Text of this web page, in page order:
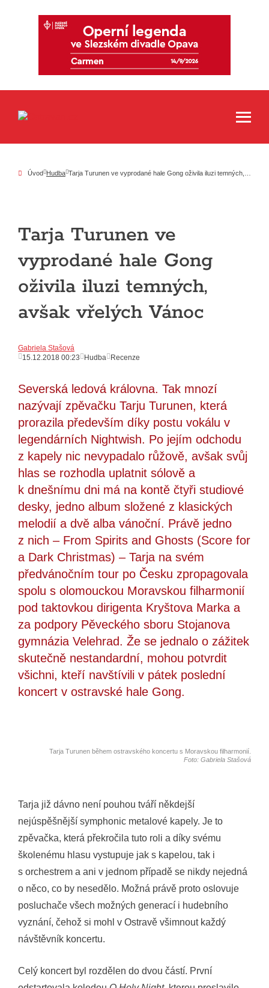
Úvod Hudba
Tarja Turunen ve
vyprodané hale Gong
oživila iluzi temných,
avšak vřelých Vánoc
Gabriela Stašová
15.12.2018 00:23
Hudba Recenze
Severská ledová královna. Tak mnozí
nazývají zpěvačku Tarju Turunen, která
prorazila především díky postu vokálu v
legendárních Nightwish. Po jejím odchodu
z kapely nic nevypadalo růžově, avšak svůj
hlas se rozhodla uplatnit sólově a
k dnešnímu dni má na kontě čtyři studiové
desky, jedno album složené z klasických
melodií a dvě alba vánoční. Právě jedno
z nich – From Spirits and Ghosts (Score for
a Dark Christmas) – Tarja na svém
předvánočním tour po Česku zpropagovala
spolu s olomouckou Moravskou filharmonií
pod taktovkou dirigenta Kryštova Marka a
za podpory Pěveckého sboru Stojanova
gymnázia Velehrad. Že se jednalo o zážitek
skutečně nestandardní, mohou potvrdit
všichni, kteří navštívili v pátek poslední
koncert v ostravské hale Gong.
Tarja Turunen během ostravského koncertu s Moravskou filharmonií.
Foto: Gabriela Stašová
Tarja již dávno není pouhou tváří někdejší
nejúspěšnější symphonic metalové kapely. Je to
zpěvačka, která překročila tuto roli a díky svému
školenému hlasu vystupuje jak s kapelou, tak i
s orchestrem a ani v jednom případě se nikdy nejedná
o něco, co by nesedělo. Možná právě proto oslovuje
posluchače všech možných generací i hudebního
vyznání, čehož si mohl v Ostravě všimnout každý
návštěvník koncertu.
Celý koncert byl rozdělen do dvou částí. První